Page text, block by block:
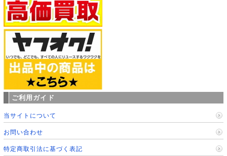
ご利用ガイド
当サイトについて
お問い合わせ
特定商取引法に基づく表記